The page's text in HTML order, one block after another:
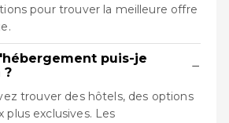
pour trouver la meilleure offre
puis-je
?
−
trouver des hôtels, des options
plus exclusives. Les